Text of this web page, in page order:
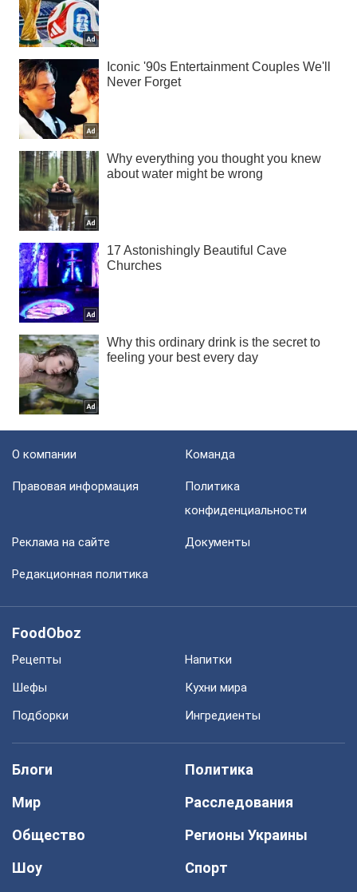
О компании Команда
Правовая информация
Политика
конфиденциальности
Реклама на сайте Документы
Редакционная политика
FoodOboz
Рецепты
Напитки
Шефы
Кухни мира
Подборки
Ингредиенты
Блоги
Политика
Мир
Расследования
Общество
Регионы Украины
Шоу
Спорт